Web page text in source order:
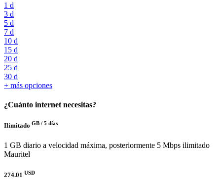
1 d
3 d
5 d
7 d
10 d
15 d
20 d
25 d
30 d
+ más opciones
¿Cuánto internet necesitas?
Ilimitado GB / 5 días
1 GB diario a velocidad máxima, posteriormente 5 Mbps ilimitado
Mauritel
274.01 USD